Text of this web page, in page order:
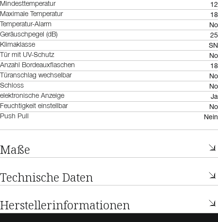
Mindesttemperatur 12
Maximale Temperatur 18
Temperatur-Alarm No
Geräuschpegel (dB) 25
Klimaklasse SN
Tür mit UV-Schutz No
Anzahl Bordeauxflaschen 18
Türanschlag wechselbar No
Schloss No
elektronische Anzeige Ja
Feuchtigkeit einstellbar No
Push Pull Nein
Maße
Technische Daten
Herstellerinformationen